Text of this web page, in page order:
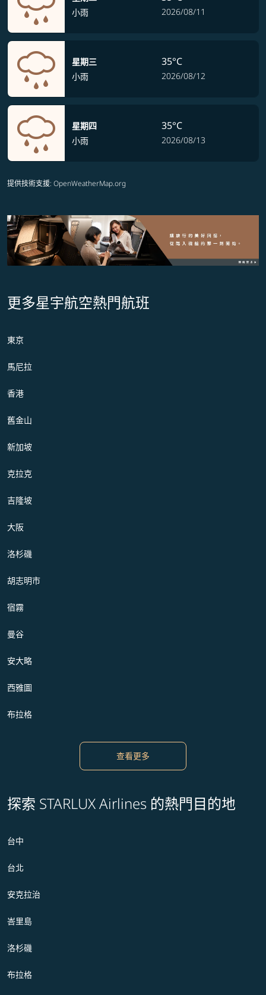
小雨
2026/08/11
星期三
小雨
35°C
2026/08/12
星期四
小雨
35°C
2026/08/13
提供技術支援: OpenWeatherMap.org
更多星宇航空熱門航班
東京
馬尼拉
香港
舊金山
新加坡
克拉克
吉隆坡
大阪
洛杉磯
胡志明市
宿霧
曼谷
安大略
西雅圖
布拉格
查看更多
探索 STARLUX Airlines 的熱門目的地
台中
台北
安克拉治
峇里島
洛杉磯
布拉格